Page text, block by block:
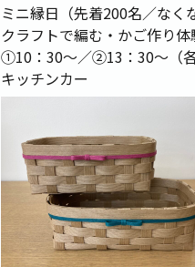
ミニ縁日（先着200名／なく
クラフトで編む・かご作り体
①10：30〜／②13：30〜（各
キッチンカー